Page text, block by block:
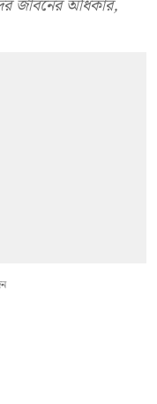
জীবনের অধিকার,